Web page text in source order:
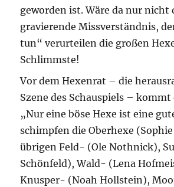
geworden ist. Wäre da nur nicht
gravierende Missverständnis,
tun“ verurteilen die großen
Schlimmste!
Vor dem Hexenrat – die
Szene des Schauspiels – kommt
„Nur eine böse Hexe ist eine
schimpfen die Oberhexe
übrigen Feld- (Ole Nothnick),
Schönfeld), Wald- (Lena
Knusper- (Noah Hollstein),